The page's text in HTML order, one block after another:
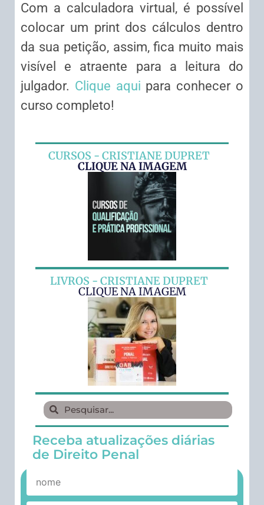
Com a calculadora virtual, é possível
colocar um print dos cálculos dentro
da sua petição, assim, fica muito mais
visível e atraente para a leitura do
julgador. Clique aqui para conhecer o
curso completo!
CURSOS - CRISTIANE DUPRET
CLIQUE NA IMAGEM
LIVROS - CRISTIANE DUPRET
CLIQUE NA IMAGEM
Receba atualizações diárias
de Direito Penal